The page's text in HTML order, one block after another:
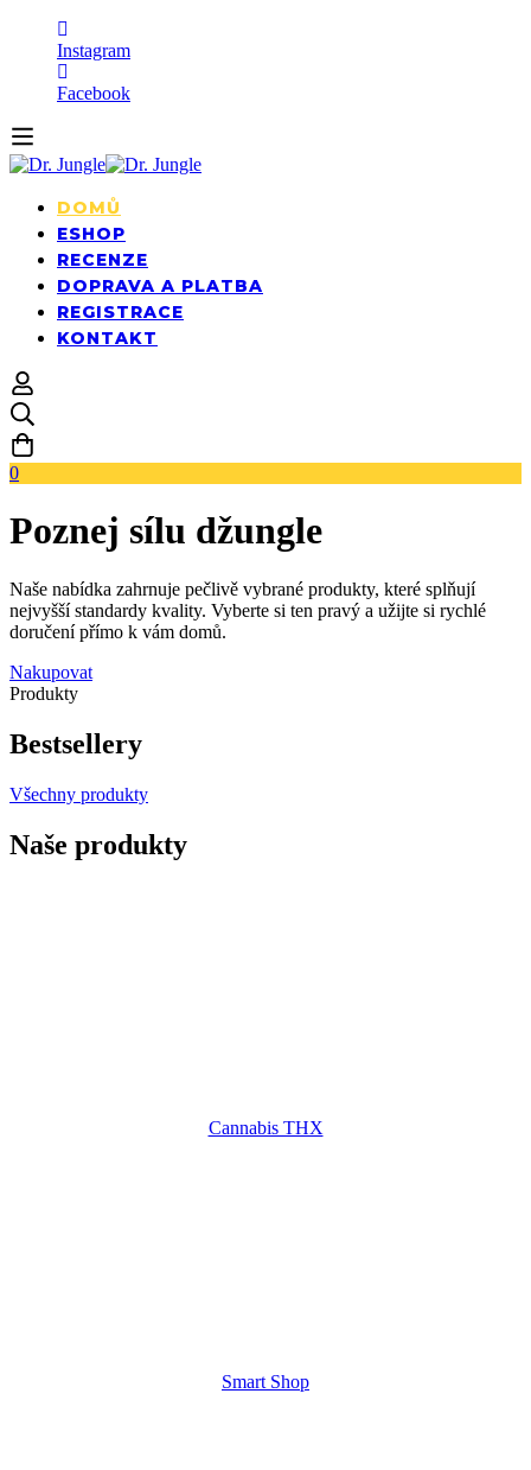
Instagram
Facebook
DOMŮ
ESHOP
RECENZE
DOPRAVA A PLATBA
REGISTRACE
KONTAKT
0
Poznej sílu džungle
Naše nabídka zahrnuje pečlivě vybrané produkty, které splňují
nejvyšší standardy kvality. Vyberte si ten pravý a užijte si rychlé
doručení přímo k vám domů.
Nakupovat
Produkty
Bestsellery
Všechny produkty
Naše produkty
Cannabis THX
Smart Shop